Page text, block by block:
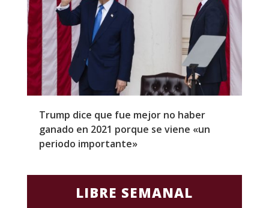
Trump dice que fue mejor no haber
ganado en 2021 porque se viene «un
periodo importante»
LIBRE SEMANAL